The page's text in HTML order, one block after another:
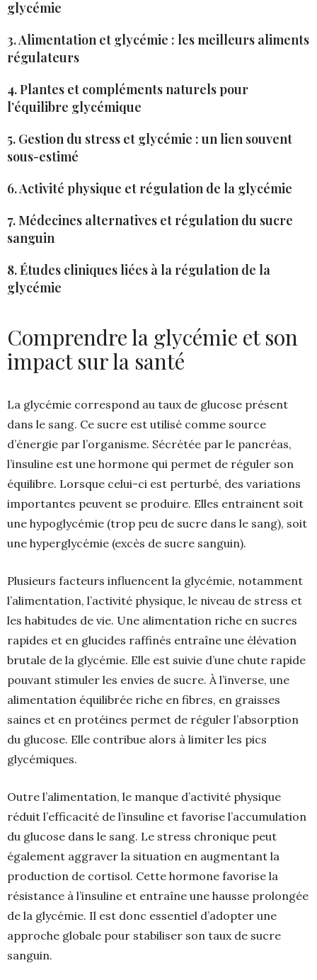
glycémie
3. Alimentation et glycémie : les meilleurs aliments
régulateurs
4. Plantes et compléments naturels pour
l’équilibre glycémique
5. Gestion du stress et glycémie : un lien souvent
sous-estimé
6. Activité physique et régulation de la glycémie
7. Médecines alternatives et régulation du sucre
sanguin
8. Études cliniques liées à la régulation de la
glycémie
Comprendre la glycémie et son
impact sur la santé
La glycémie correspond au taux de glucose présent
dans le sang. Ce sucre est utilisé comme source
d’énergie par l’organisme. Sécrétée par le pancréas,
l’insuline est une hormone qui permet de réguler son
équilibre. Lorsque celui-ci est perturbé, des variations
importantes peuvent se produire. Elles entrainent soit
une hypoglycémie (trop peu de sucre dans le sang), soit
une hyperglycémie (excès de sucre sanguin).
Plusieurs facteurs influencent la glycémie, notamment
l’alimentation, l’activité physique, le niveau de stress et
les habitudes de vie. Une alimentation riche en sucres
rapides et en glucides raffinés entraîne une élévation
brutale de la glycémie. Elle est suivie d’une chute rapide
pouvant stimuler les envies de sucre. À l’inverse, une
alimentation équilibrée riche en fibres, en graisses
saines et en protéines permet de réguler l’absorption
du glucose. Elle contribue alors à limiter les pics
glycémiques.
Outre l’alimentation, le manque d’activité physique
réduit l’efficacité de l’insuline et favorise l’accumulation
du glucose dans le sang. Le stress chronique peut
également aggraver la situation en augmentant la
production de cortisol. Cette hormone favorise la
résistance à l’insuline et entraîne une hausse prolongée
de la glycémie. Il est donc essentiel d’adopter une
approche globale pour stabiliser son taux de sucre
sanguin.